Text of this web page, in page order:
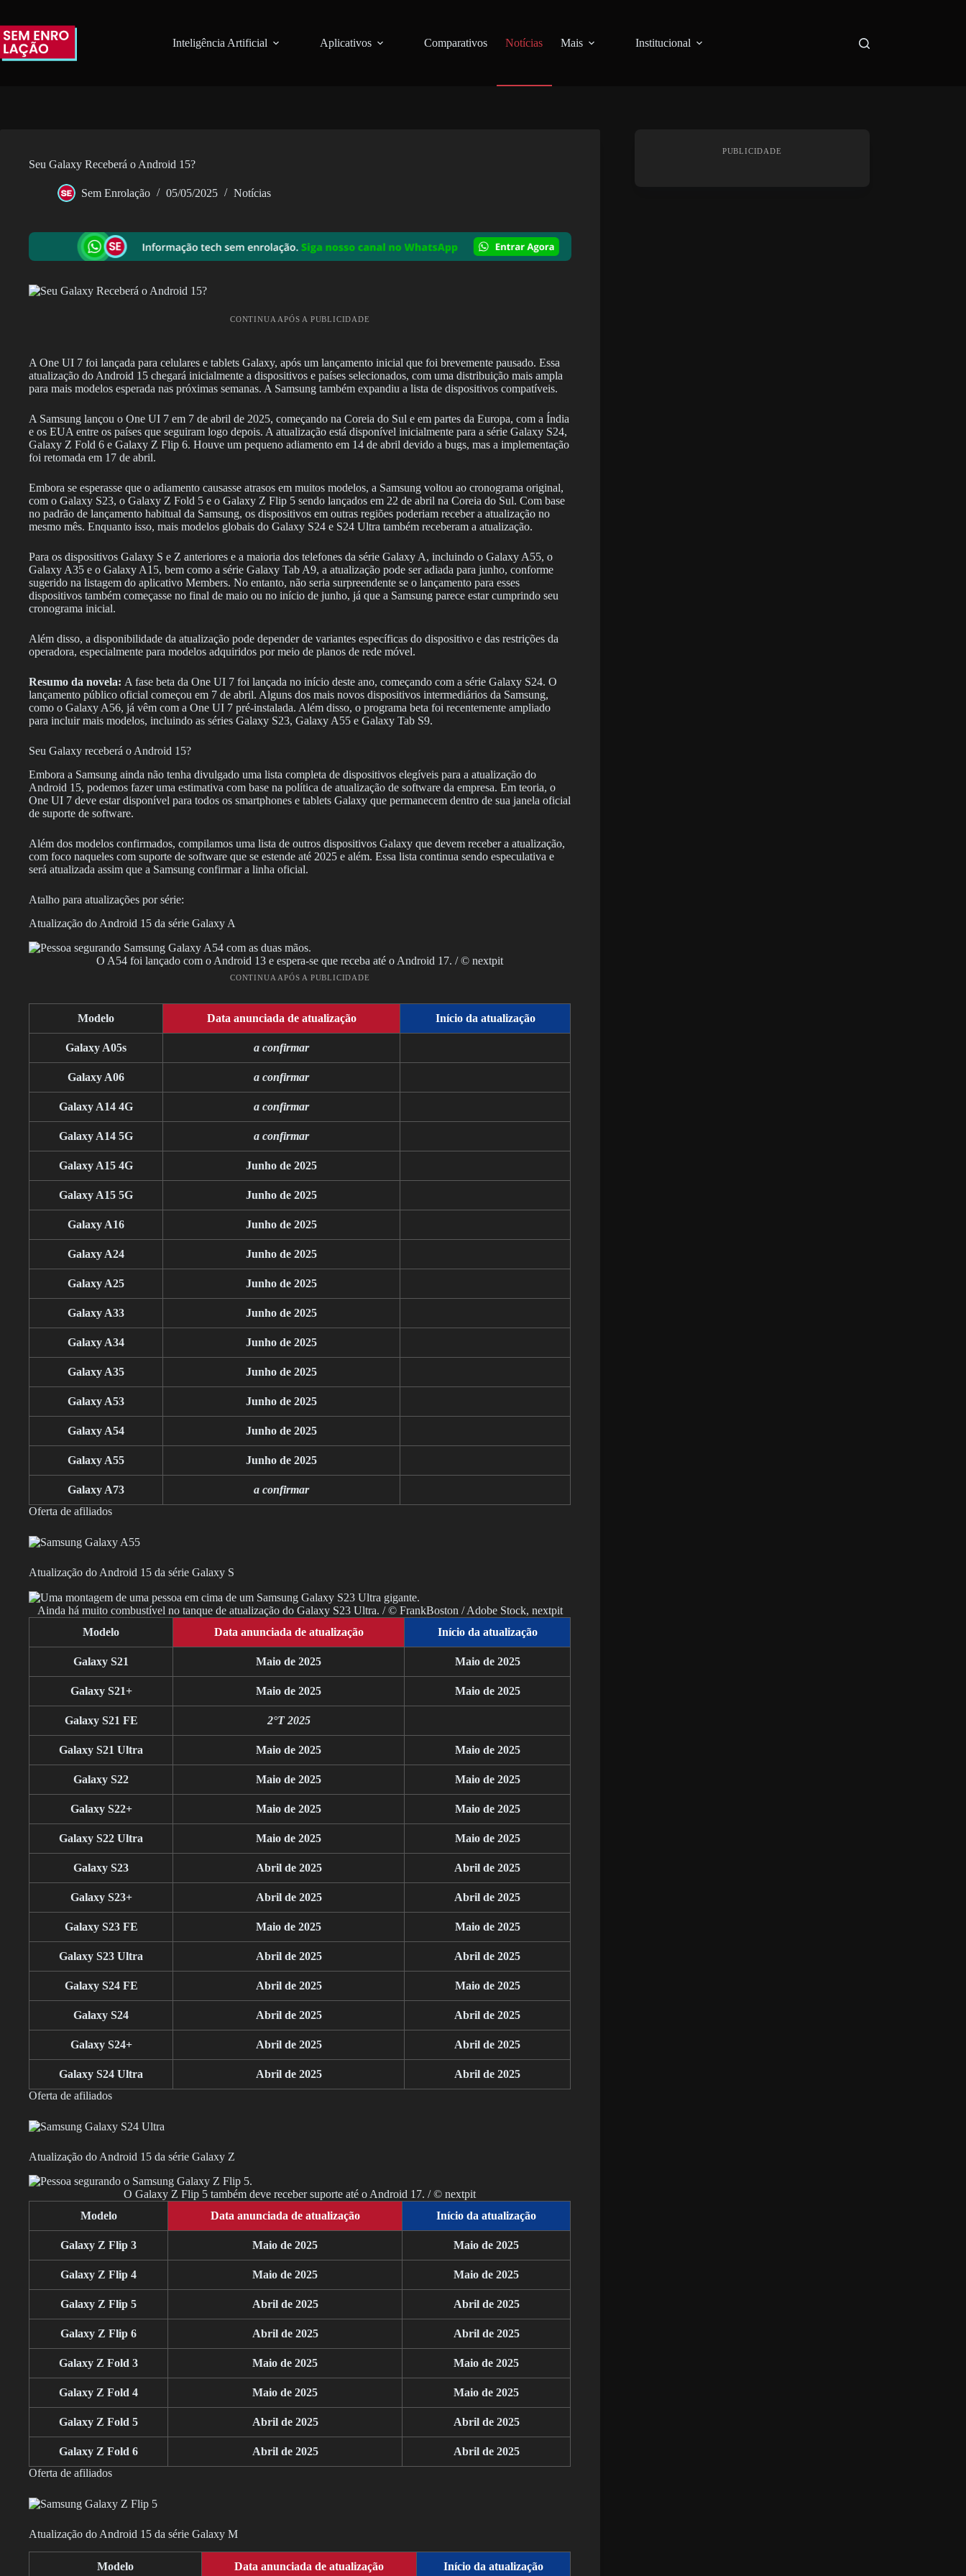
o
conteúdo
Inteligência Artificial Aplicativos Comparativos Notícias Mais Institucional
Seu Galaxy Receberá o Android 15?
Sem Enrolação 05/05/2025 Notícias
CONTINUA APÓS A PUBLICIDADE
A One UI 7 foi lançada para celulares e tablets Galaxy, após um lançamento inicial que foi brevemente pausado. Essa
atualização do Android 15 chegará inicialmente a dispositivos e países selecionados, com uma distribuição mais ampla
para mais modelos esperada nas próximas semanas. A Samsung também expandiu a lista de dispositivos compatíveis.
A Samsung lançou o One UI 7 em 7 de abril de 2025, começando na Coreia do Sul e em partes da Europa, com a Índia
e os EUA entre os países que seguiram logo depois. A atualização está disponível inicialmente para a série Galaxy S24,
Galaxy Z Fold 6 e Galaxy Z Flip 6. Houve um pequeno adiamento em 14 de abril devido a bugs, mas a implementação
foi retomada em 17 de abril.
Embora se esperasse que o adiamento causasse atrasos em muitos modelos, a Samsung voltou ao cronograma original,
com o Galaxy S23, o Galaxy Z Fold 5 e o Galaxy Z Flip 5 sendo lançados em 22 de abril na Coreia do Sul. Com base
no padrão de lançamento habitual da Samsung, os dispositivos em outras regiões poderiam receber a atualização no
mesmo mês. Enquanto isso, mais modelos globais do Galaxy S24 e S24 Ultra também receberam a atualização.
Para os dispositivos Galaxy S e Z anteriores e a maioria dos telefones da série Galaxy A, incluindo o Galaxy A55, o
Galaxy A35 e o Galaxy A15, bem como a série Galaxy Tab A9, a atualização pode ser adiada para junho, conforme
sugerido na listagem do aplicativo Members. No entanto, não seria surpreendente se o lançamento para esses
dispositivos também começasse no final de maio ou no início de junho, já que a Samsung parece estar cumprindo seu
cronograma inicial.
Além disso, a disponibilidade da atualização pode depender de variantes específicas do dispositivo e das restrições da
operadora, especialmente para modelos adquiridos por meio de planos de rede móvel.
Resumo da novela: A fase beta da One UI 7 foi lançada no início deste ano, começando com a série Galaxy S24. O
lançamento público oficial começou em 7 de abril. Alguns dos mais novos dispositivos intermediários da Samsung,
como o Galaxy A56, já vêm com a One UI 7 pré-instalada. Além disso, o programa beta foi recentemente ampliado
para incluir mais modelos, incluindo as séries Galaxy S23, Galaxy A55 e Galaxy Tab S9.
Seu Galaxy receberá o Android 15?
Embora a Samsung ainda não tenha divulgado uma lista completa de dispositivos elegíveis para a atualização do
Android 15, podemos fazer uma estimativa com base na política de atualização de software da empresa. Em teoria, o
One UI 7 deve estar disponível para todos os smartphones e tablets Galaxy que permanecem dentro de sua janela oficial
de suporte de software.
Além dos modelos confirmados, compilamos uma lista de outros dispositivos Galaxy que devem receber a atualização,
com foco naqueles com suporte de software que se estende até 2025 e além. Essa lista continua sendo especulativa e
será atualizada assim que a Samsung confirmar a linha oficial.
Atalho para atualizações por série:
Atualização do Android 15 da série Galaxy A
O A54 foi lançado com o Android 13 e espera-se que receba até o Android 17. / © nextpit
CONTINUA APÓS A PUBLICIDADE
Modelo Data anunciada de atualização Início da atualização
Galaxy A05s a confirmar
Galaxy A06 a confirmar
Galaxy A14 4G a confirmar
Galaxy A14 5G a confirmar
Galaxy A15 4G Junho de 2025
Galaxy A15 5G Junho de 2025
Galaxy A16 Junho de 2025
Galaxy A24 Junho de 2025
Galaxy A25 Junho de 2025
Galaxy A33 Junho de 2025
Galaxy A34 Junho de 2025
Galaxy A35 Junho de 2025
Galaxy A53 Junho de 2025
Galaxy A54 Junho de 2025
Galaxy A55 Junho de 2025
Galaxy A73
a confirmar
Oferta de afiliados
Atualização do Android 15 da série Galaxy S
Ainda há muito combustível no tanque de atualização do Galaxy S23 Ultra. / © FrankBoston / Adobe Stock, nextpit
Modelo
Data anunciada de atualização Início da atualização
Galaxy S21 Maio de 2025 Maio de 2025
Galaxy S21+ Maio de 2025 Maio de 2025
Galaxy S21 FE 2°T 2025
Galaxy S21 Ultra Maio de 2025 Maio de 2025
Galaxy S22 Maio de 2025 Maio de 2025
Galaxy S22+ Maio de 2025 Maio de 2025
Galaxy S22 Ultra Maio de 2025 Maio de 2025
Galaxy S23 Abril de 2025 Abril de 2025
Galaxy S23+ Abril de 2025 Abril de 2025
Galaxy S23 FE Maio de 2025 Maio de 2025
Galaxy S23 Ultra Abril de 2025 Abril de 2025
Galaxy S24 FE Abril de 2025 Maio de 2025
Galaxy S24 Abril de 2025 Abril de 2025
Galaxy S24+ Abril de 2025 Abril de 2025
Galaxy S24 Ultra Abril de 2025
Abril de 2025
Oferta de afiliados
Atualização do Android 15 da série Galaxy Z
O Galaxy Z Flip 5 também deve receber suporte até o Android 17. / © nextpit
Modelo
Data anunciada de atualização Início da atualização
Galaxy Z Flip 3 Maio de 2025 Maio de 2025
Galaxy Z Flip 4 Maio de 2025 Maio de 2025
Galaxy Z Flip 5 Abril de 2025 Abril de 2025
Galaxy Z Flip 6 Abril de 2025 Abril de 2025
Galaxy Z Fold 3 Maio de 2025 Maio de 2025
Galaxy Z Fold 4 Maio de 2025 Maio de 2025
Galaxy Z Fold 5 Abril de 2025 Abril de 2025
Galaxy Z Fold 6 Abril de 2025
Abril de 2025
Oferta de afiliados
Atualização do Android 15 da série Galaxy M
Modelo Data anunciada de atualização Início da atualização
PUBLICIDADE